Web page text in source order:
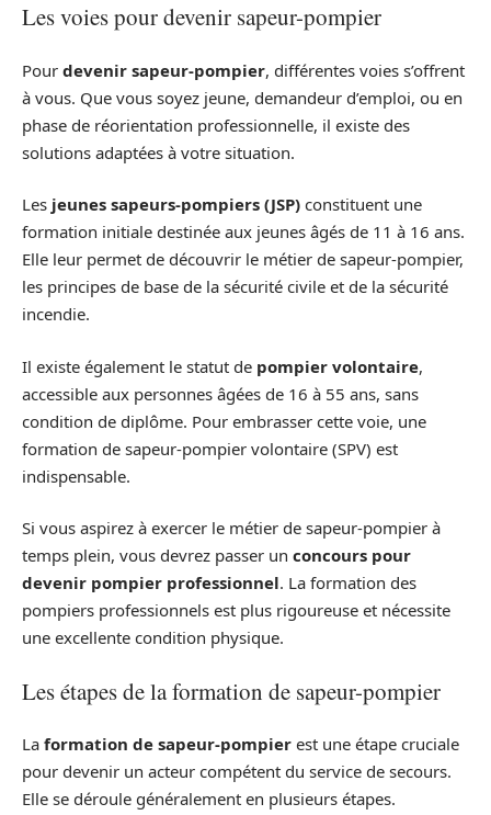
Les voies pour devenir sapeur-pompier
Pour devenir sapeur-pompier, différentes voies s’offrent
à vous. Que vous soyez jeune, demandeur d’emploi, ou en
phase de réorientation professionnelle, il existe des
solutions adaptées à votre situation.
Les jeunes sapeurs-pompiers (JSP) constituent une
formation initiale destinée aux jeunes âgés de 11 à 16 ans.
Elle leur permet de découvrir le métier de sapeur-pompier,
les principes de base de la sécurité civile et de la sécurité
incendie.
Il existe également le statut de pompier volontaire,
accessible aux personnes âgées de 16 à 55 ans, sans
condition de diplôme. Pour embrasser cette voie, une
formation de sapeur-pompier volontaire (SPV) est
indispensable.
Si vous aspirez à exercer le métier de sapeur-pompier à
temps plein, vous devrez passer un concours pour
devenir pompier professionnel. La formation des
pompiers professionnels est plus rigoureuse et nécessite
une excellente condition physique.
Les étapes de la formation de sapeur-pompier
La formation de sapeur-pompier est une étape cruciale
pour devenir un acteur compétent du service de secours.
Elle se déroule généralement en plusieurs étapes.